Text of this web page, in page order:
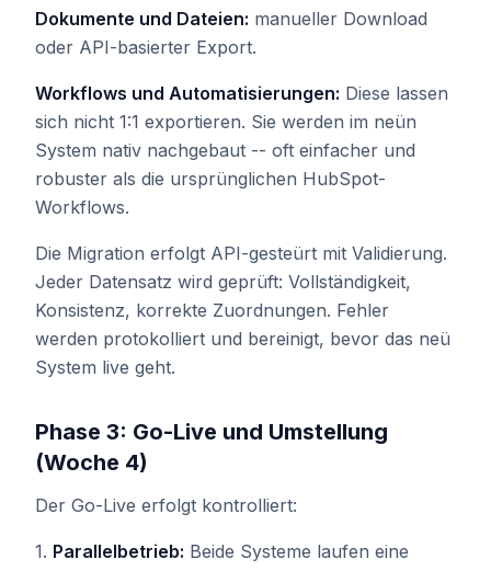
Dokumente und Dateien: manueller Download
oder API-basierter Export.
Workflows und Automatisierungen: Diese lassen
sich nicht 1:1 exportieren. Sie werden im neün
System nativ nachgebaut -- oft einfacher und
robuster als die ursprünglichen HubSpot-
Workflows.
Die Migration erfolgt API-gesteürt mit Validierung.
Jeder Datensatz wird geprüft: Vollständigkeit,
Konsistenz, korrekte Zuordnungen. Fehler
werden protokolliert und bereinigt, bevor das neü
System live geht.
Phase 3: Go-Live und Umstellung
(Woche 4)
Der Go-Live erfolgt kontrolliert:
1. Parallelbetrieb: Beide Systeme laufen eine